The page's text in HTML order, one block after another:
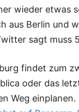
wieder etwas
aus Berlin und
sagt muss
findet zum
oder das
Weg einplanen.